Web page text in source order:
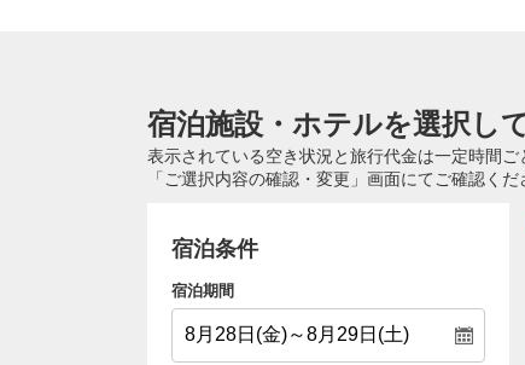
宿泊施設・ホテルを選択し
表示されている空き状況と旅行代金は一定時間
「ご選択内容の確認・変更」画面にてご確認くだ
宿泊条件
宿泊期間